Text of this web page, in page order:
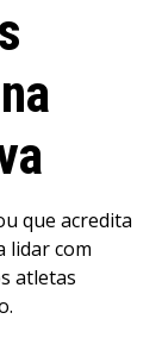
que acredita
lidar com
atletas